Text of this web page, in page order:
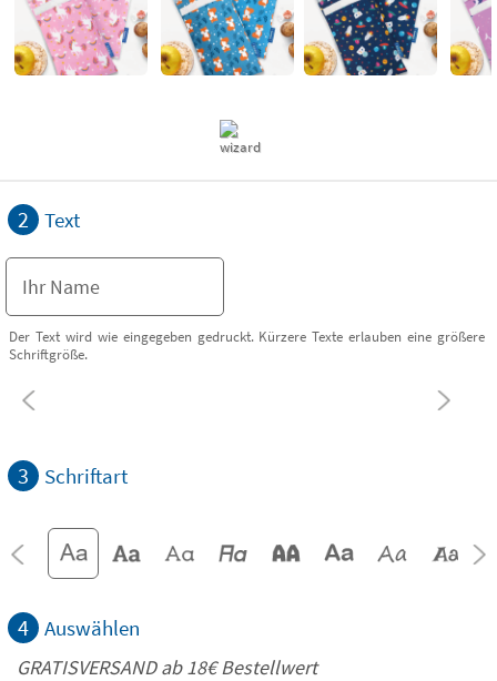
2 Text
Der Text wird wie eingegeben gedruckt. Kürzere Texte erlauben eine größere
Schriftgröße.
3 Schriftart
4 Auswählen
GRATISVERSAND ab18€Bestellwert